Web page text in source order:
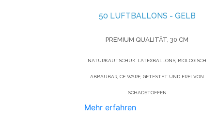
50 LUFTBALLONS - GELB
PREMIUM QUALITÄT, 30 CM
NATURKAUTSCHUK-LATEXBALLONS, BIOLOGISCH
ABBAUBAR, CE WARE, GETESTET UND FREI VON
SCHADSTOFFEN
Mehr erfahren